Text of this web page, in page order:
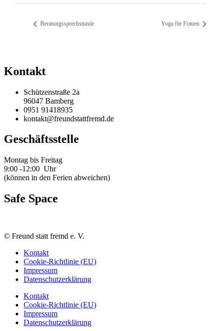
Beratungssprechstunde Yoga für Frauen
Kontakt
Schützenstraße 2a
96047 Bamberg
0951 91418935
kontakt@freundstattfremd.de
Geschäftsstelle
Montag bis Freitag
9:00 -12:00 Uhr
(können in den Ferien abweichen)
Safe Space
© Freund statt fremd e. V.
Kontakt
Cookie-Richtlinie (EU)
Impressum
Datenschutzerklärung
Kontakt
Cookie-Richtlinie (EU)
Impressum
Datenschutzerklärung